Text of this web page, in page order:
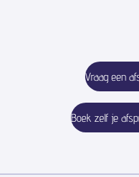
Vraag een
Boek zelf je